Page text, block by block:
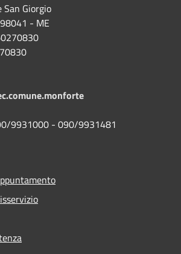
Giorgio
- ME
9931000 - 090/9931481